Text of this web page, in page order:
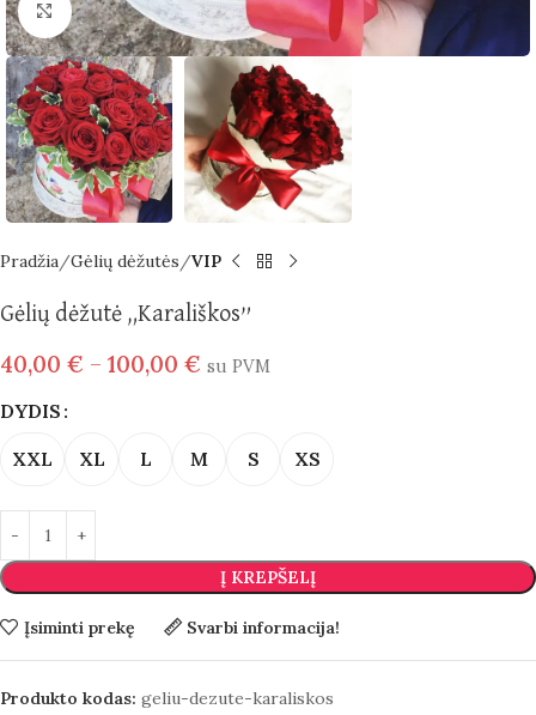
Spustelėkite norėdami padidinti
Pradžia Gėlių dėžutės VIP
Gėlių dėžutė „Karališkos”
40,00 € – 100,00 € su PVM
DYDIS
XXL XL L M S XS
Į KREPŠELĮ
Įsiminti prekę Svarbi informacija!
Produkto kodas: geliu-dezute-karaliskos